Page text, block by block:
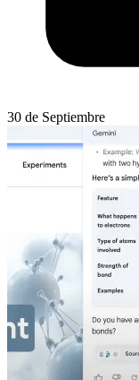
30 de Septiembre